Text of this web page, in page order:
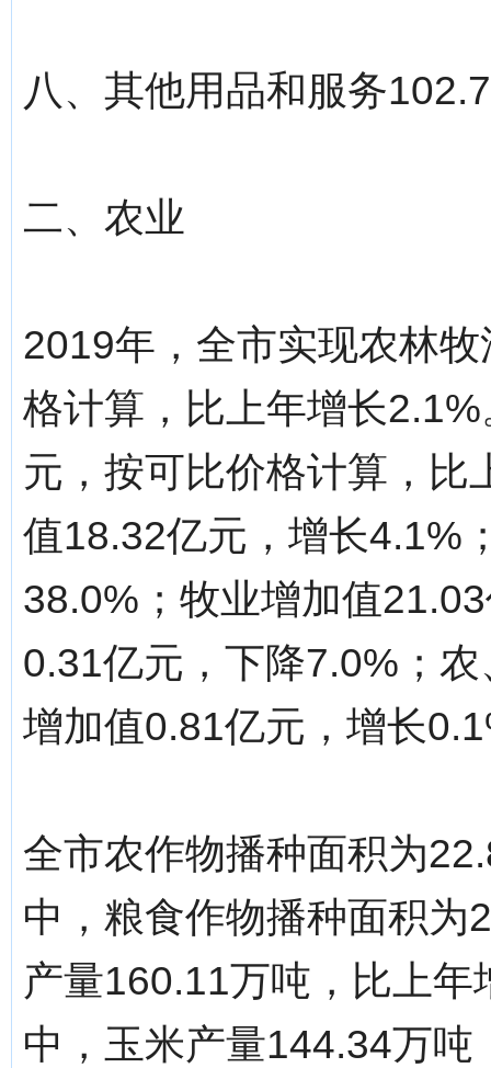
八、其他用品和服务102.7
二、农业
2019年，全市实现农林
格计算，比上年增长
元，按可比价格计算，比
值18.32亿元，增长4.1%
38.0%；牧业增加值
0.31亿元，下降7.0%；
增加值0.81亿元，增长
全市农作物播种面积为
中，粮食作物播种面积为
产量160.11万吨，比上
中，玉米产量144.34万